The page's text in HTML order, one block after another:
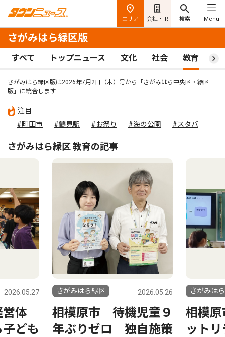
エリア 会社・IR 検索 Menu
さがみはら緑区版
すべて トップニュース 文化 社会 教育 ス
さがみはら緑区版は2026年7月2日（木）号から「 さがみはら中央区・緑区
版 」に統合します
注目
#町田市
#鶴見駅 #お祭り #海の公園 #スタバ
さがみはら緑区 教育の記事
2026.05.26
童９
施策
さがみはら緑区 2026.05.20
相模原市が注力するネ
ットリテラシー教育
さがみは
５歳
ら 相